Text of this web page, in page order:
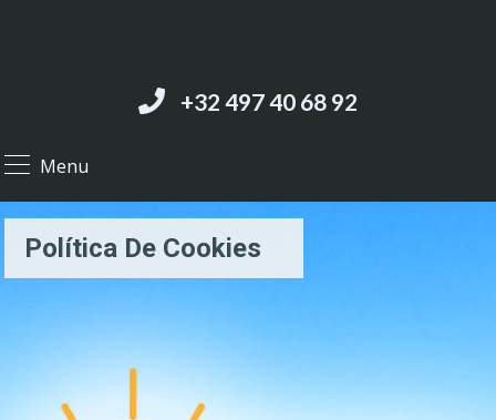
+32 497 40 68 92‬
Menu
Política De Cookies